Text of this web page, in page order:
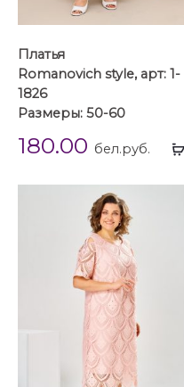
Платья
Romanovich style, арт: 1-
1826
Размеры: 50-60
180.00 бел.руб.